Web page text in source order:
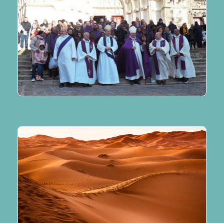
167 adultes appelés au baptême
lire plus
lire plus